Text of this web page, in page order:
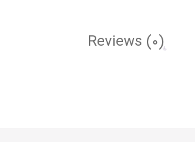
Reviews (0)